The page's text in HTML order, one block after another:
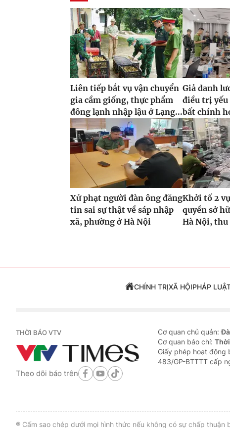
Liên tiếp bắt vụ vận chuyển
gia cầm giống, thực phẩm
đông lạnh nhập lậu ở Lạng...
Giả danh
điều trị
bất chính
Xử phạt người đàn ông đăng
tin sai sự thật về sáp nhập
xã, phường ở Hà Nội
Khởi tố 2
quyền sở
Hà Nội, thu
CHÍNH TRỊXÃ HỘIPHÁP
THỜI BÁO VTV
Theo dõi báo trên
Cơ quan chủ quản:
Cơ quan báo chí:
Giấy phép hoạt động
483/GP-BTTTT cấp
® Cấm sao chép dưới mọi hình thức nếu không có sự chấp